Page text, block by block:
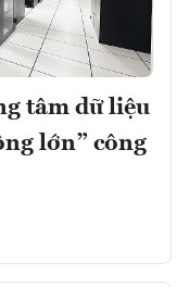
tâm dữ liệu
lớn” công